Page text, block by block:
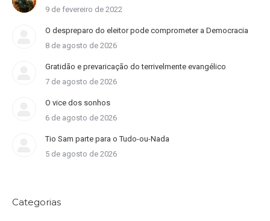
9 de fevereiro de 2022
O despreparo do eleitor pode comprometer a Democracia
8 de agosto de 2026
Gratidão e prevaricação do terrivelmente evangélico
7 de agosto de 2026
O vice dos sonhos
6 de agosto de 2026
Tio Sam parte para o Tudo-ou-Nada
5 de agosto de 2026
Categorias